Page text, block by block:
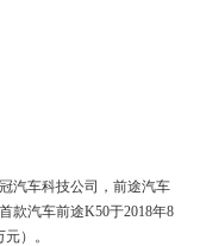
汽车科技公司，前途汽车
款汽车前途K50于2018年8
）。